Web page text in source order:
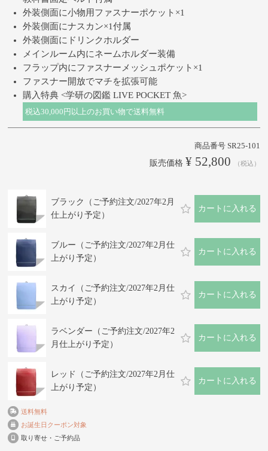
外装側面に小物用ファスナーポケット×1
外装側面にナスカン×1付属
外装側面にドリンクホルダー
メインルーム内にネームホルダー装備
フラップ内にファスナーメッシュポケット×1
ファスナー開放でマチを拡張可能
購入特典 <学研の図鑑 LIVE POCKET 魚>
税込30,000円以上のお買い物で送料無料
商品番号 SR25-101
販売価格 ¥ 52,800 税込
ブラック（ご予約注文/2027年2月
仕上がり予定）
カートに入れる
ブルー（ご予約注文/2027年2月仕
上がり予定）
カートに入れる
スカイ（ご予約注文/2027年2月仕
上がり予定）
カートに入れる
ラベンダー（ご予約注文/2027年2
月仕上がり予定）
カートに入れる
レッド（ご予約注文/2027年2月仕
上がり予定）
カートに入れる
送料無料
お誕生日クーポン対象
取り寄せ・ご予約品